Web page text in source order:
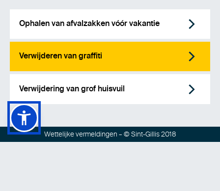
Ophalen van afvalzakken vóór vakantie
Verwijderen van graffiti
Verwijdering van grof huisvuil
Wettelijke vermeldingen – © Sint-Gillis 2018